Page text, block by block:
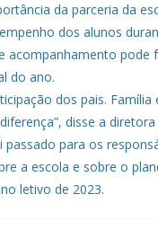
da parceria da
dos alunos
acompanhamento pode
do ano.
dos pais. Família
disse a
para os
a escola e sobre o
letivo de 2023.